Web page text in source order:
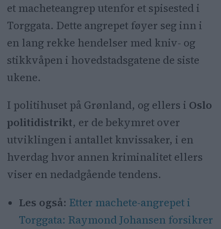
et macheteangrep utenfor et spisested i
Torggata. Dette angrepet føyer seg inn i
en lang rekke hendelser med kniv- og
stikkvåpen i hovedstadsgatene de siste
ukene.
I politihuset på Grønland, og ellers i Oslo
politidistrikt, er de bekymret over
utviklingen i antallet knvissaker, i en
hverdag hvor annen kriminalitet ellers
viser en nedadgående tendens.
Les også: Etter machete-angrepet i
Torggata: Raymond Johansen forsikrer